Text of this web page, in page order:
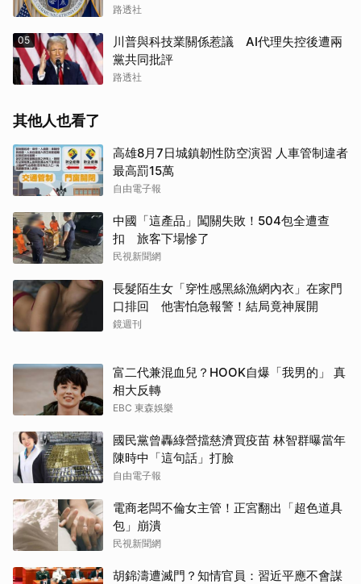
路透社
05
川普與科技業關係惹議 AI代理失控後遭兩
黨共同批評
路透社
其他人也看了
高雄8月7日城鎮韌性防空演習 人車管制違者
最高罰15萬
自由電子報
中國「這產品」闖關失敗！504包全遭查
扣 旅客下場慘了
民視新聞網
長髮陌生女「穿性感黑絲漁網內衣」在家門
口排回 他害怕急報警！結局竟神展開
鏡週刊
富二代兼混血兒？HOOK自爆「我男的」 真
相大反轉
EBC 東森娛樂
國民黨曾轟綠營擋慈濟買疫苗 林智群曝當年
陳時中「這句話」打臉
自由電子報
電商老闆不倫女主管！正宮翻出「超色道具
包」崩潰
民視新聞網
胡錦濤遭滅門？知情官員：習近平應不會謀
取消